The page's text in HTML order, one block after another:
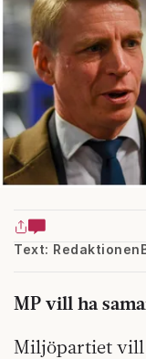
Text: Redaktionen
MP vill ha
Miljöpartiet vill